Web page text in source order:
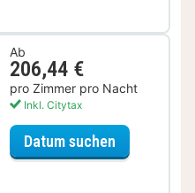
Ab
206,44 €
pro Zimmer pro Nacht
Inkl. Citytax
Datum suchen